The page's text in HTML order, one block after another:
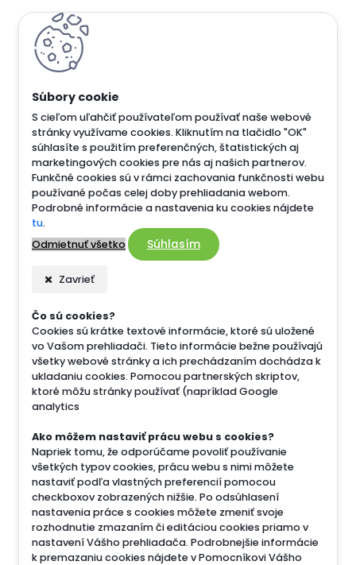
S cieľom uľahčiť používateľom používať naše webové
stránky využívame cookies. Kliknutím na tlačidlo "OK"
súhlasíte s použitím preferenčných, štatistických aj
marketingových cookies pre nás aj našich partnerov.
Funkčné cookies sú v rámci zachovania funkčnosti webu
používané počas celej doby prehliadania webom.
Podrobné informácie a nastavenia ku cookies nájdete
tu.
Odmietnuť všetko
Súhlasím
Zavrieť
Čo sú cookies?
Cookies sú krátke textové informácie, ktoré sú uložené
vo Vašom prehliadači. Tieto informácie bežne používajú
všetky webové stránky a ich prechádzaním dochádza k
ukladaniu cookies. Pomocou partnerských skriptov,
ktoré môžu stránky používať (napríklad Google
analytics
Ako môžem nastaviť prácu webu s cookies?
Napriek tomu, že odporúčame povoliť používanie
všetkých typov cookies, prácu webu s nimi môžete
nastaviť podľa vlastných preferencií pomocou
checkboxov zobrazených nižšie. Po odsúhlasení
nastavenia práce s cookies môžete zmeniť svoje
rozhodnutie zmazaním či editáciou cookies priamo v
nastavení Vášho prehliadača. Podrobnejšie informácie
k premazaniu cookies nájdete v Pomocníkovi Vášho